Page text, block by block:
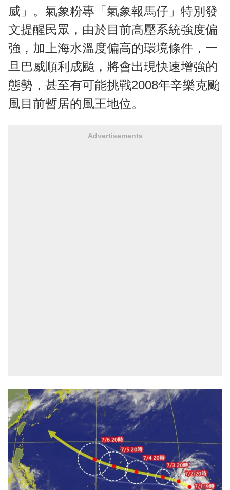
威」。氣象粉專「氣象報馬仔」特別發
文提醒民眾，由於目前高壓系統強度偏
強，加上海水溫度偏高的環境條件，一
旦巴威順利成颱，將會出現快速增強的
態勢，甚至有可能挑戰2008年辛樂克颱
風目前暫居的風王地位。
Advertisements